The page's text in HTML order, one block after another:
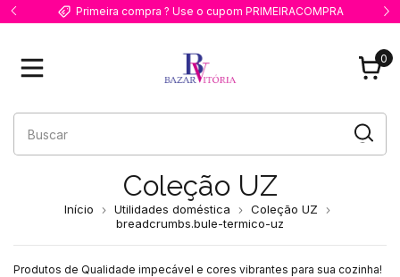
Primeira compra ? Use o cupom PRIMEIRACOMPRA
0
Coleção UZ
Início Utilidades doméstica
Coleção UZ
breadcrumbs.bule-termico-uz
Produtos de Qualidade impecável e cores vibrantes para sua cozinha!